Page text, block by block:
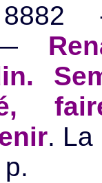
-
. La